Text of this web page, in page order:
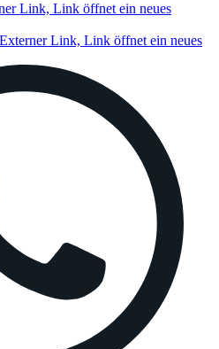
Link, Link öffnet ein neues
Link, Link öffnet ein neues